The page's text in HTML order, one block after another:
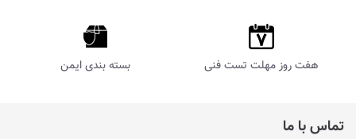
هفت روز مهلت تست فنی بسته بندی ایمن
تماس با ما